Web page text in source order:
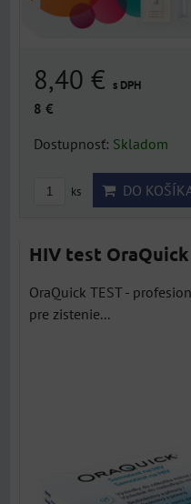
8,40 € s DPH
8 €
Dostupnosť: Skladom
ks DO
HIV test OraQuick
OraQuick TEST -
pre zistenie...